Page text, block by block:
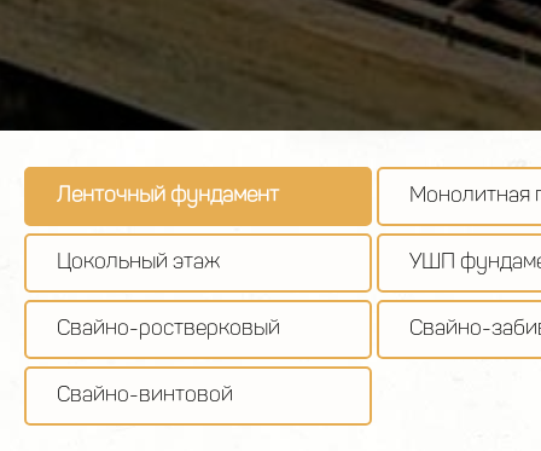
Ленточный фундамент Монолитная
Цокольный этаж УШП
Свайно-ростверковый Свайно-
Свайно-винтовой